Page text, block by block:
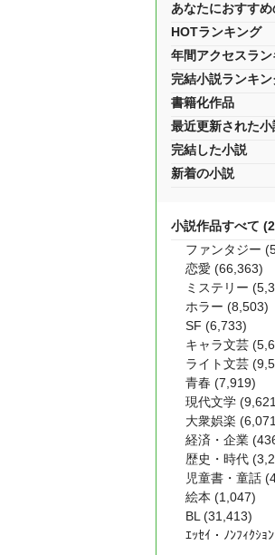
あなたにおすす
HOTランキング
年間アクセスラ
完結小説ランキン
書籍化作品
最近更新された小
完結した小説
新着の小説
小説作品すべて
ファンタジー
恋愛 (66,363)
ミステリー
ホラー (8,503)
SF (6,733)
キャラ文芸
ライト文芸
青春 (7,919)
現代文学
大衆娯楽
経済・企業
歴史・時代
児童書・童話
絵本 (1,047)
BL (31,413)
ｴｯｾｲ・ﾉﾝﾌｨｸｼｮ